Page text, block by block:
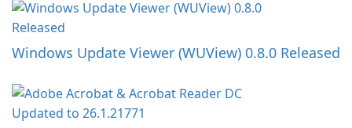
Windows Update Viewer (WUView) 0.8.0 Released